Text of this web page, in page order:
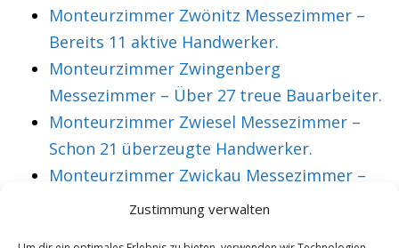
Zustimmung verwalten
Monteurzimmer Zwönitz Messezimmer –
Bereits 11 aktive Handwerker.
Monteurzimmer Zwingenberg
Messezimmer – Über 27 treue Bauarbeiter.
Monteurzimmer Zwiesel Messezimmer –
Schon 21 überzeugte Handwerker.
Monteurzimmer Zwickau Messezimmer –
Über 36 treue Montagearbeiter.